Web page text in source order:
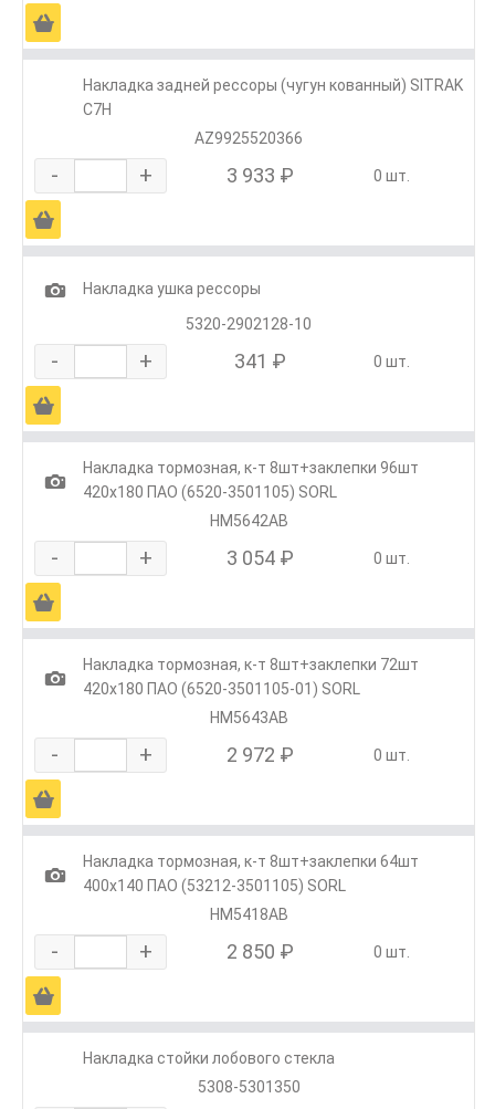
Ä
Накладка задней рессоры (чугун кованный) SITRAK
C7H
AZ9925520366
- + 3 933 ₽ 0 шт.
Ä
1
Накладка ушка рессоры
5320-2902128-10
- + 341 ₽ 0 шт.
Ä
1
Накладка тормозная, к-т 8шт+заклепки 96шт
420х180 ПАО (6520-3501105) SORL
HM5642AB
- + 3 054 ₽ 0 шт.
Ä
1
Накладка тормозная, к-т 8шт+заклепки 72шт
420х180 ПАО (6520-3501105-01) SORL
HM5643AB
- + 2 972 ₽ 0 шт.
Ä
1
Накладка тормозная, к-т 8шт+заклепки 64шт
400х140 ПАО (53212-3501105) SORL
HM5418AB
- + 2 850 ₽ 0 шт.
Ä
Накладка стойки лобового стекла
5308-5301350